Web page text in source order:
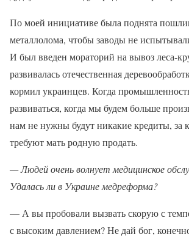
По моей инициативе была поднята
металлолома, чтобы заводы не
И был введен мораторий на вывоз леса-
развивалась отечественная
кормил украинцев. Когда
развиваться, когда мы будем больше
нам не нужны будут никакие кредиты, за
требуют мать родную продать.
— Людей очень волнует медицинское
Удалась ли в Украине медреформа?
— А вы пробовали вызвать скорую с
с высоким давлением? Не дай бог,